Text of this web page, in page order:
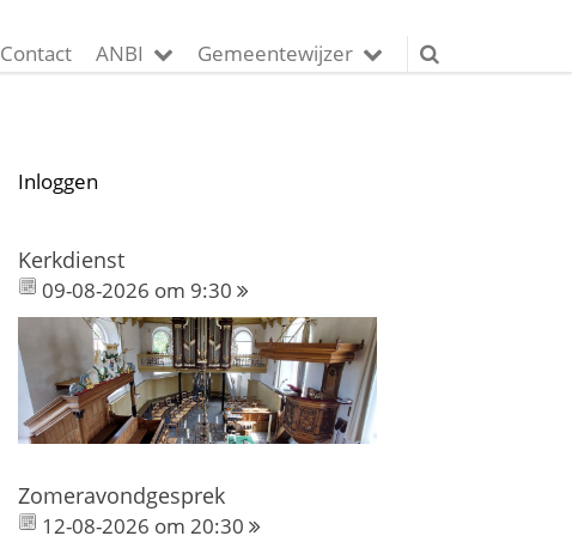
Contact ANBI Gemeentewijzer
Inloggen
Kerkdienst
09-08-2026 om 9:30
Zomeravondgesprek
12-08-2026 om 20:30